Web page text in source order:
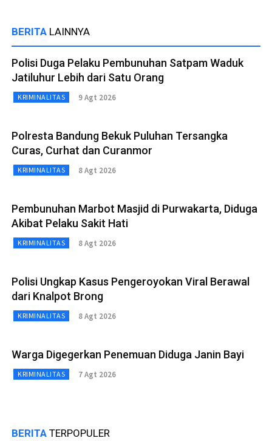
BERITA LAINNYA
Polisi Duga Pelaku Pembunuhan Satpam Waduk
Jatiluhur Lebih dari Satu Orang
KRIMINALITAS 9 Agt 2026
Polresta Bandung Bekuk Puluhan Tersangka
Curas, Curhat dan Curanmor
KRIMINALITAS 8 Agt 2026
Pembunuhan Marbot Masjid di Purwakarta, Diduga
Akibat Pelaku Sakit Hati
KRIMINALITAS 8 Agt 2026
Polisi Ungkap Kasus Pengeroyokan Viral Berawal
dari Knalpot Brong
KRIMINALITAS 8 Agt 2026
Warga Digegerkan Penemuan Diduga Janin Bayi
KRIMINALITAS 7 Agt 2026
BERITA TERPOPULER